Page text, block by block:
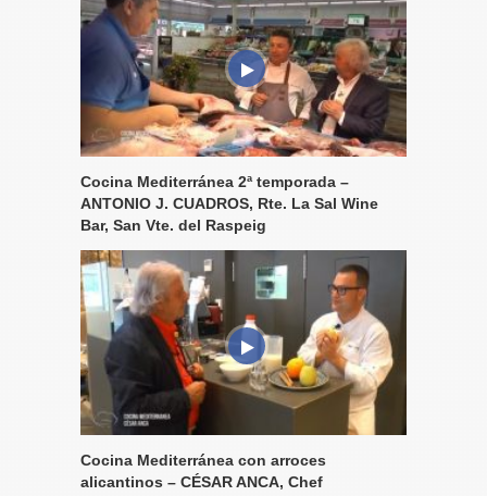
Cocina Mediterránea 2ª temporada –
ANTONIO J. CUADROS, Rte. La Sal Wine
Bar, San Vte. del Raspeig
Cocina Mediterránea con arroces
alicantinos – CÉSAR ANCA, Chef